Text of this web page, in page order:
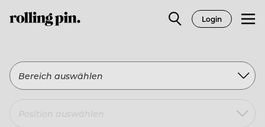
Login
Bereich auswählen